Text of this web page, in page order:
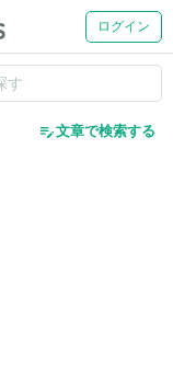
ログイン
edit_note文章で検索する